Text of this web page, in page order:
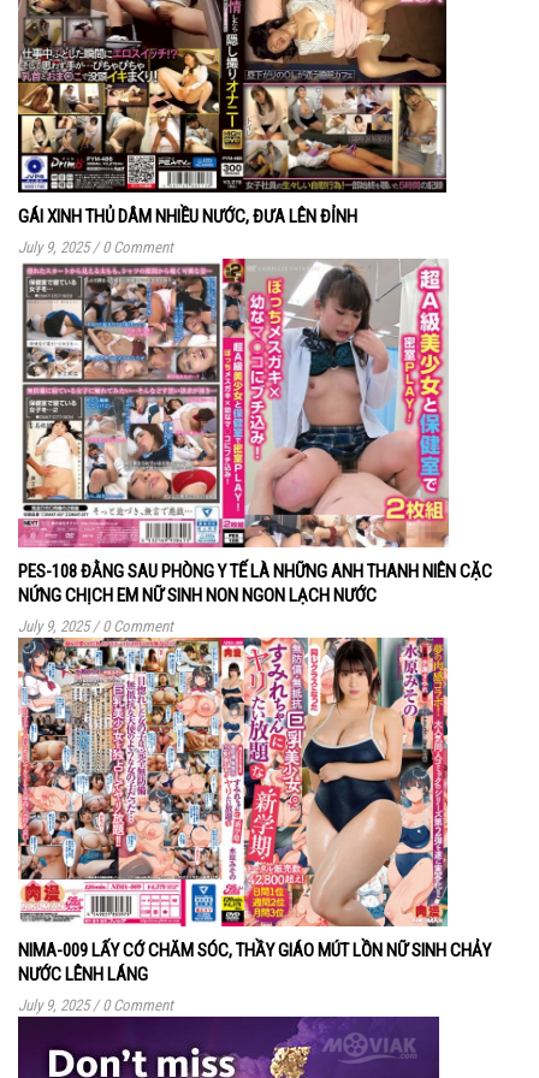
GÁI XINH THỦ DÂM NHIỀU NƯỚC, ĐƯA LÊN ĐỈNH
July 9, 2025 / 0 Comment
PES-108 ĐẰNG SAU PHÒNG Y TẾ LÀ NHỮNG ANH THANH NIÊN CẶC
NỨNG CHỊCH EM NỮ SINH NON NGON LẠCH NƯỚC
July 9, 2025 / 0 Comment
NIMA-009 LẤY CỚ CHĂM SÓC, THẦY GIÁO MÚT LỒN NỮ SINH CHẢY
NƯỚC LÊNH LÁNG
July 9, 2025 / 0 Comment